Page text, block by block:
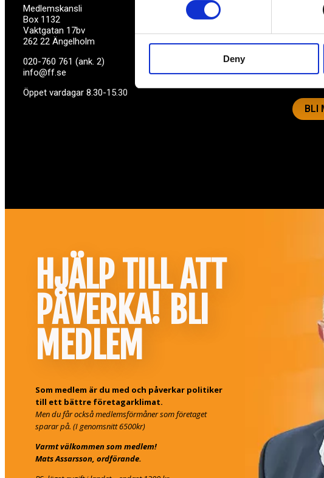
Deny
Medlemskansli
Box 1132
Vaktgatan 17bv
262 22 Ängelholm
020-760 761 (ank. 2)
info@ff.se
Öppet vardagar 8.30-15.30
Ett
BLI
HJÄLP TILL ATT
PÅVERKA! BLI
MEDLEM
Som medlem är du med och påverkar politiker
till ett bättre företagarklimat.
Men du får också medlemsförmåner som företaget
sparar på. (I genomsnitt 6500kr)
Varmt välkommen som medlem!
Mats Assarsson, ordförande.